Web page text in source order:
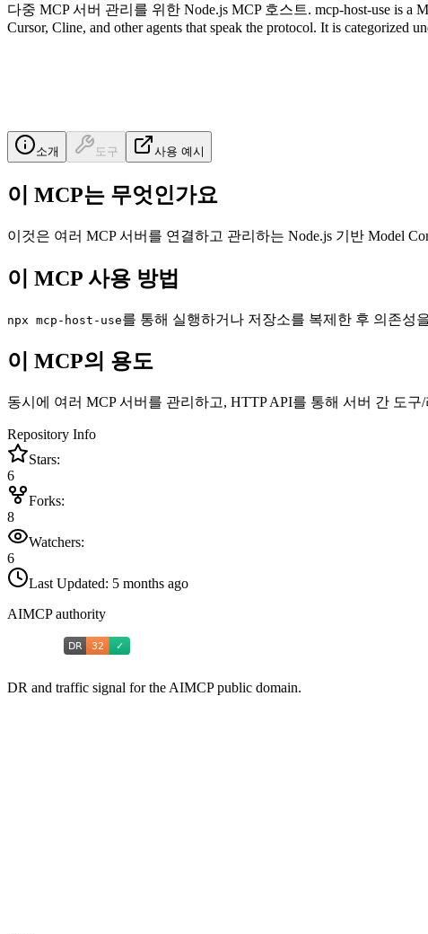
다중 MCP 서버 관리를 위한 Node.js MCP 호스트. mcp-host-use is a
Cursor, Cline, and other agents that speak the protocol. It is categorized
소개 도구 사용 예시
이 MCP는 무엇인가요
이것은 여러 MCP 서버를 연결하고 관리하는 Node.js 기반 Model
이 MCP 사용 방법
npx mcp-host-use를 통해 실행하거나 저장소를 복제한 후 의존성
이 MCP의 용도
동시에 여러 MCP 서버를 관리하고, HTTP API를 통해 서버 간 도
Repository Info
Stars:
6
Forks:
8
Watchers:
6
Last Updated: 5 months ago
AIMCP authority
DR and traffic signal for the AIMCP public domain.